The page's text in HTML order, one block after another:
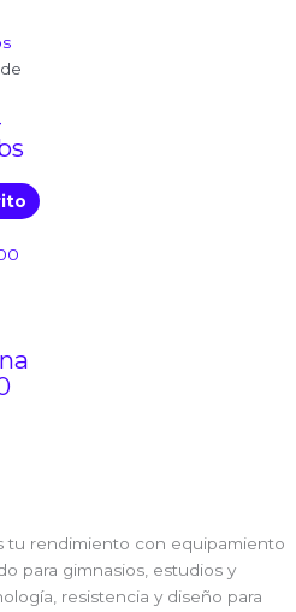
tu rendimiento con equipamiento
para gimnasios, estudios y
resistencia y diseño para